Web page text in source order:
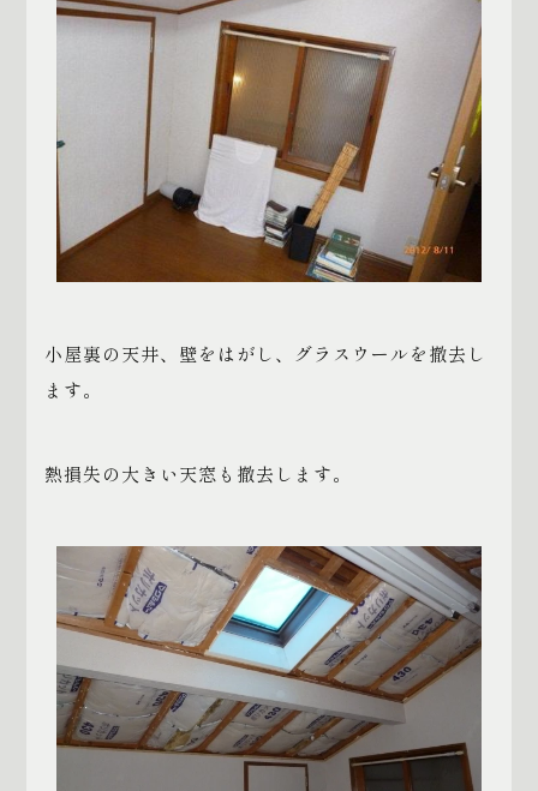
小屋裏の天井、壁をはがし、グラスウールを撤去し
ます。
熱損失の大きい天窓も撤去します。